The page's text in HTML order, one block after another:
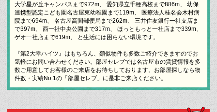
大学星が丘キャンパスまで972m、 愛知県立千種高校まで886m、 幼保
連携型認定こども園名古屋東幼稚園まで119m、 医療法人桂名会木村病
院まで694m、 名古屋高間郵便局まで262m、 三井住友銀行一社支店ま
で397m、 西一社中央公園まで317m、 ほっともっと一社店まで339m、
ゲオ一社店まで619m、 と生活には困らない環境です。
『第2大幸ハイツ』はもちろん、類似物件も多数ご紹介できますのでお
気軽にお問い合わせください。部屋セレブでは名古屋市の賃貸情報を多
数ご用意してお客様のご来店をお待ちしております。お部屋探しなら物
件数・実績No.1の「部屋セレブ」に是非ご来店ください。